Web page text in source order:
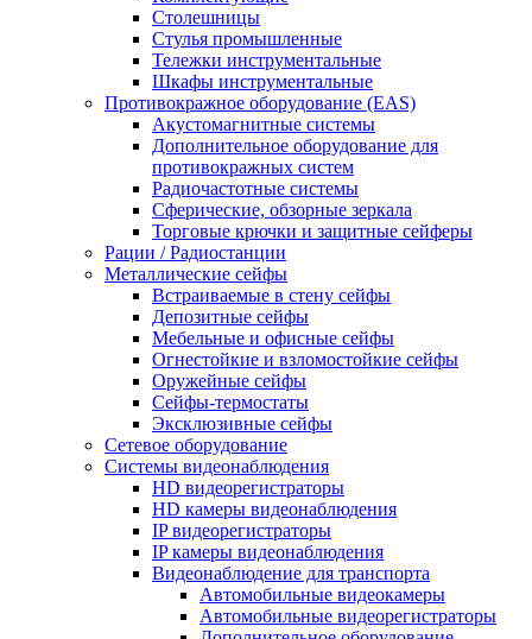
Столешницы
Стулья промышленные
Тележки инструментальные
Шкафы инструментальные
Противокражное оборудование (EAS)
Акустомагнитные системы
Дополнительное оборудование для
противокражных систем
Радиочастотные системы
Сферические, обзорные зеркала
Торговые крючки и защитные сейферы
Рации / Радиостанции
Металлические сейфы
Встраиваемые в стену сейфы
Депозитные сейфы
Мебельные и офисные сейфы
Огнестойкие и взломостойкие сейфы
Оружейные сейфы
Сейфы-термостаты
Эксклюзивные сейфы
Сетевое оборудование
Системы видеонаблюдения
HD видеорегистраторы
HD камеры видеонаблюдения
IP видеорегистраторы
IP камеры видеонаблюдения
Видеонаблюдение для транспорта
Автомобильные видеокамеры
Автомобильные видеорегистраторы